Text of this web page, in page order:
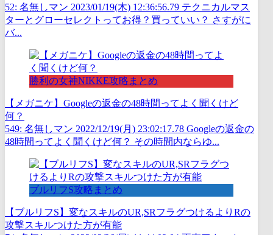
52: 名無しマン 2023/01/19(木) 12:36:56.79 テクニカルマス
ターとグローセレクトってお得？買っていい？ さすがに
バ...
勝利の女神NIKKE攻略まとめ
【メガニケ】Googleの返金の48時間ってよく聞くけど
何？
549: 名無しマン 2022/12/19(月) 23:02:17.78 Googleの返金の
48時間ってよく聞くけど何？ その時間内ならゆ...
ブルリフS攻略まとめ
【ブルリフS】変なスキルのUR,SRフラグつけるよりRの
攻撃スキルつけた方が有能